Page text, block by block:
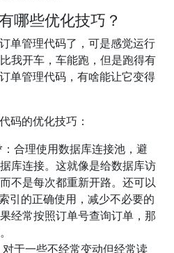
哪些优化技巧？
单管理代码了，可是感觉运行
我开车，车能跑，但是跑得有
单管理代码，有啥能让它变得
码的优化技巧：
合理使用数据库连接池，避
库连接。这就像是给数据库访
不是每次都重新开路。还可以
引的正确使用，减少不必要的
经常按照订单号查询订单，那
于一些不经常变动但经常读